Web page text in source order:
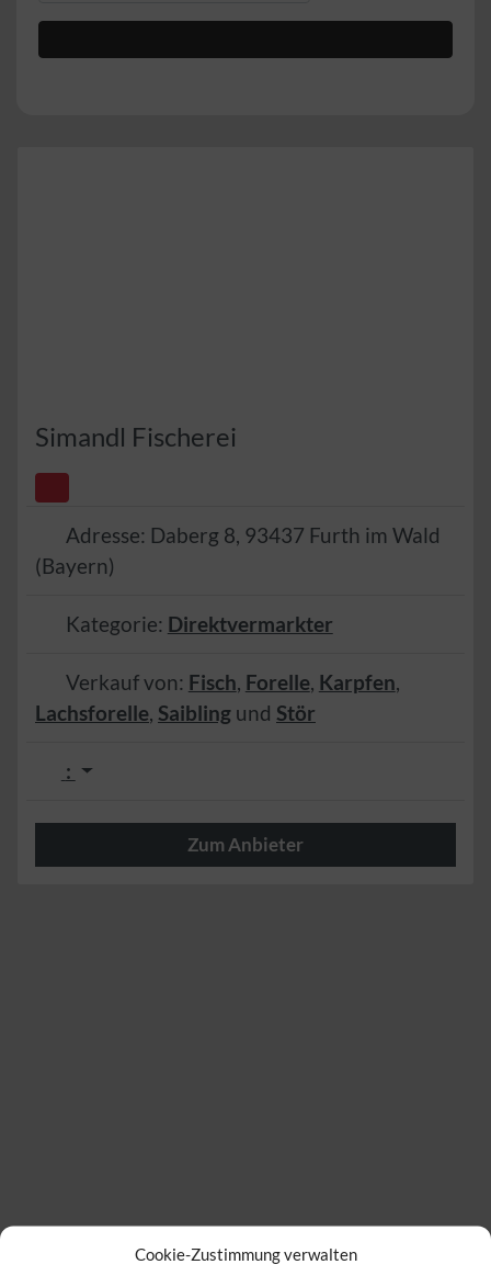
Cookie-Zustimmung verwalten
Simandl Fischerei
Adresse: Daberg 8, 93437 Furth im Wald
(Bayern)
Kategorie: Direktvermarkter
Verkauf von: Fisch, Forelle, Karpfen,
Lachsforelle, Saibling und Stör
:
Zum Anbieter